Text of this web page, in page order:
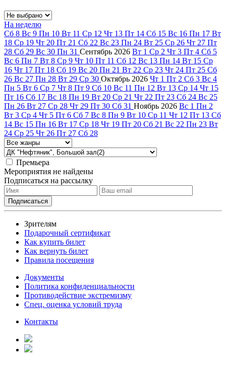
На неделю
Сб 8 Вс 9 Пн 10 Вт 11 Ср 12 Чт 13 Пт 14 Сб 15 Вс 16 Пн 17 Вт
18 Ср 19 Чт 20 Пт 21 Сб 22 Вс 23 Пн 24 Вт 25 Ср 26 Чт 27 Пт
28 Сб 29 Вс 30 Пн 31 Сентябрь 2026 Вт 1 Ср 2 Чт 3 Пт 4 Сб 5
Вс 6 Пн 7 Вт 8 Ср 9 Чт 10 Пт 11 Сб 12 Вс 13 Пн 14 Вт 15 Ср
16 Чт 17 Пт 18 Сб 19 Вс 20 Пн 21 Вт 22 Ср 23 Чт 24 Пт 25 Сб
26 Вс 27 Пн 28 Вт 29 Ср 30 Октябрь 2026 Чт 1 Пт 2 Сб 3 Вс 4
Пн 5 Вт 6 Ср 7 Чт 8 Пт 9 Сб 10 Вс 11 Пн 12 Вт 13 Ср 14 Чт 15
Пт 16 Сб 17 Вс 18 Пн 19 Вт 20 Ср 21 Чт 22 Пт 23 Сб 24 Вс 25
Пн 26 Вт 27 Ср 28 Чт 29 Пт 30 Сб 31 Ноябрь 2026 Вс 1 Пн 2
Вт 3 Ср 4 Чт 5 Пт 6 Сб 7 Вс 8 Пн 9 Вт 10 Ср 11 Чт 12 Пт 13 Сб
14 Вс 15 Пн 16 Вт 17 Ср 18 Чт 19 Пт 20 Сб 21 Вс 22 Пн 23 Вт
24 Ср 25 Чт 26 Пт 27 Сб 28
Премьера
Мероприятия не найдены
Подписаться на рассылку
Зрителям
Подарочный сертификат
Как купить билет
Как вернуть билет
Правила посещения
Документы
Политика конфиденциальности
Противодействие экстремизму
Спец. оценка условий труда
Контакты